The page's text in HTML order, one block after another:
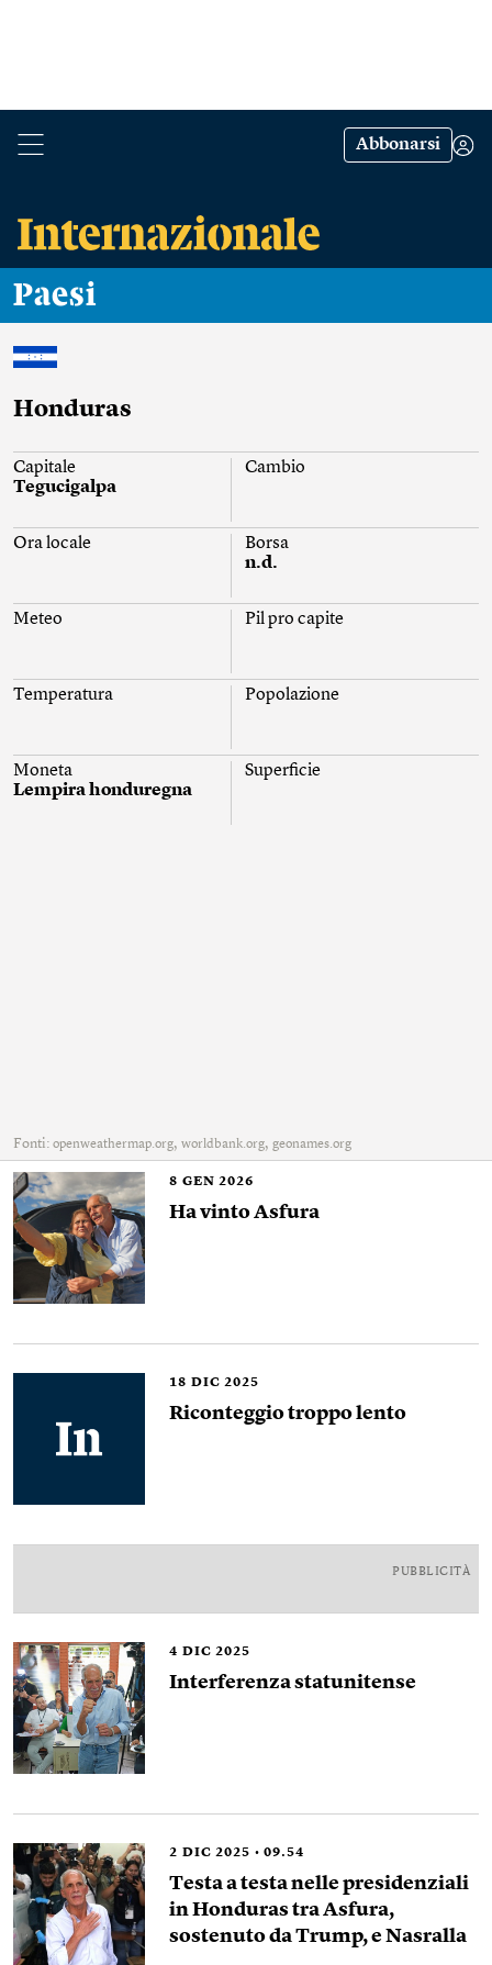
Abbonarsi
Paesi
Honduras
Capitale
Tegucigalpa
Cambio
Ora locale
Borsa
n.d.
Meteo Pil pro capite
Temperatura Popolazione
Moneta
Lempira honduregna
Superficie
Fonti: openweathermap.org, worldbank.org, geonames.org
8 GEN 2026
Ha vinto Asfura
18 DIC 2025
Riconteggio troppo lento
PUBBLICITÀ
4 DIC 2025
Interferenza statunitense
2 DIC 2025 09.54
Testa a testa nelle presidenziali
in Honduras tra Asfura,
sostenuto da Trump, e Nasralla